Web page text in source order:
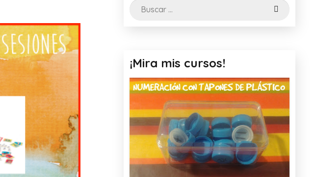
Buscar:
¡Mira mis cursos!